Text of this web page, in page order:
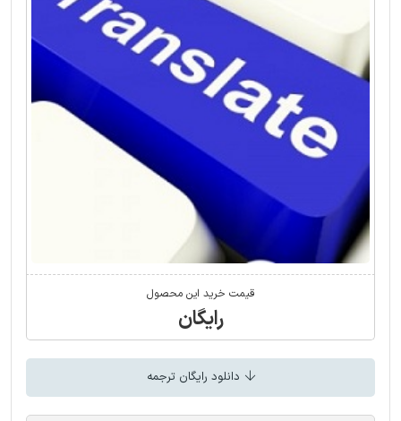
قیمت خرید این محصول
رایگان
دانلود رایگان ترجمه